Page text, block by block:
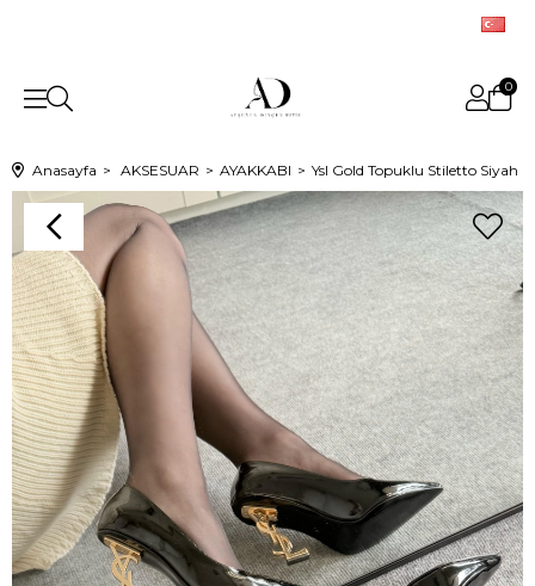
0
Anasayfa AKSESUAR AYAKKABI Ysl Gold Topuklu Stiletto Siyah